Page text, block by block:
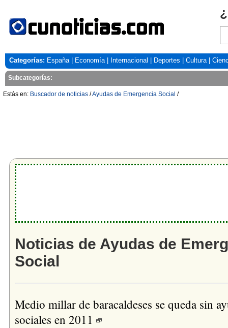
Categorías: España| Economía| Internacional Deportes Cultura|
Subcategorías:
Estás en: Buscador de noticias /Ayudas de Emergencia Social /
Noticias de Ayudas de
Social
Medio millar de baracaldeses se queda sin
sociales en 2011